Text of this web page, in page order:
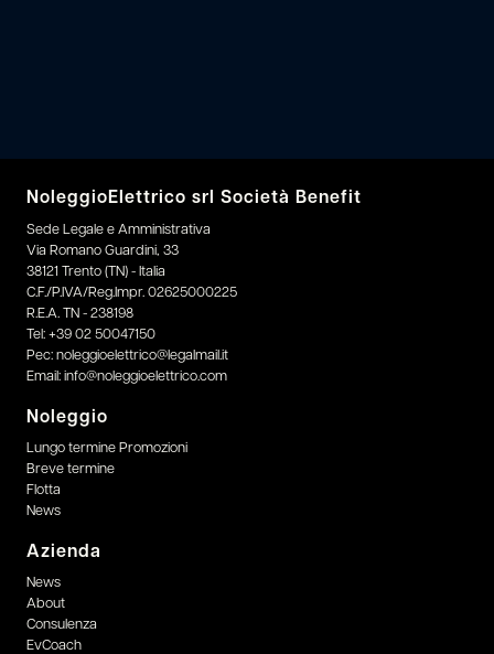
NoleggioElettrico srl Società Benefit
Sede Legale e Amministrativa
Via Romano Guardini, 33
38121 Trento (TN) - Italia
C.F./P.IVA/Reg.Impr. 02625000225
R.E.A. TN - 238198
Tel: +39 02 50047150
Pec: noleggioelettrico@legalmail.it
Email: info@noleggioelettrico.com
Noleggio
Lungo termine Promozioni
Breve termine
Flotta
News
Azienda
News
About
Consulenza
EvCoach